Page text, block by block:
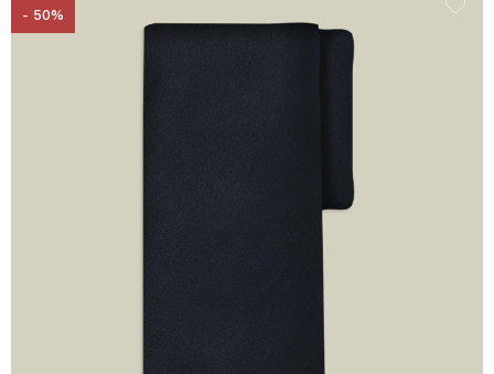
- 50%